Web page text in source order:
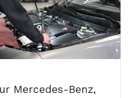
Mercedes-Benz,